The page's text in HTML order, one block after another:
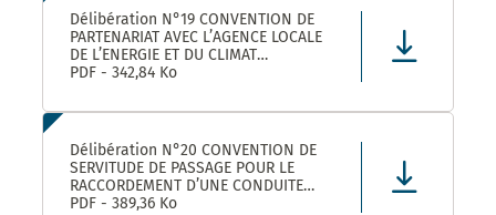
Délibération N°19 CONVENTION DE
PARTENARIAT AVEC L’AGENCE LOCALE
DE L’ENERGIE ET DU CLIMAT
MONTPELLIER METROPOLE :
PDF - 342,84 Ko
Délibération N°20 CONVENTION DE
SERVITUDE DE PASSAGE POUR LE
RACCORDEMENT D’UNE CONDUITE
EAUX PLUVIALES DANS LE CADRE DE
PDF - 389,36 Ko